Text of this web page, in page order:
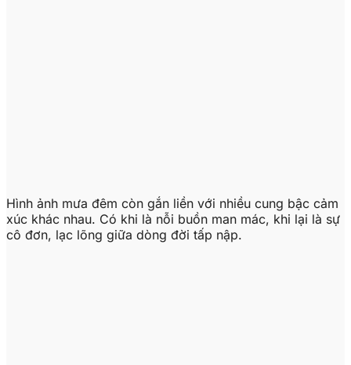
Hình ảnh mưa đêm còn gắn liền với nhiều cung bậc cảm
xúc khác nhau. Có khi là nỗi buồn man mác, khi lại là sự
cô đơn, lạc lõng giữa dòng đời tấp nập.